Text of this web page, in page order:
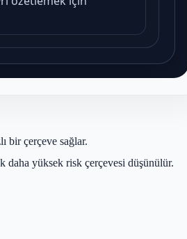
bir çerçeve sağlar.
daha yüksek risk çerçevesi düşünülür.